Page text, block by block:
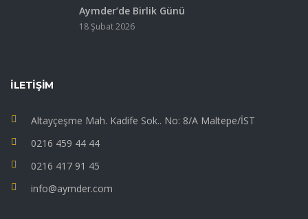
Aymder’de Birlik Günü
18 Şubat 2026
İLETIŞIM
Altayçeşme Mah. Kadife Sok.. No: 8/A Maltepe/İST
0216 459 44 44
0216 417 91 45
info@aymder.com